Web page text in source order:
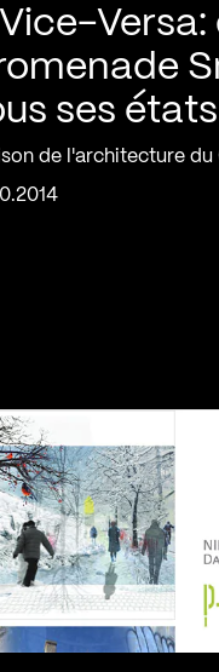
Versa:
ses
de l'architecture du